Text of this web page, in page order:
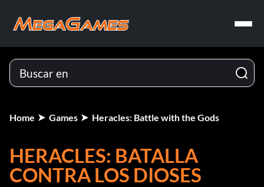
Home Games Heracles: Battle with the Gods
HERACLES: BATALLA
CONTRA LOS DIOSES